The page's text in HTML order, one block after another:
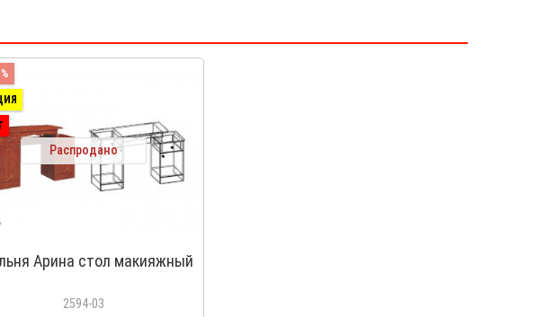
Распродано
Арина стол макияжный
2594-03